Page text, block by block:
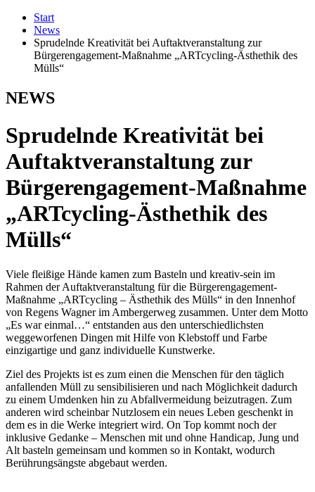
Start
News
Sprudelnde Kreativität bei Auftaktveranstaltung zur
Bürgerengagement-Maßnahme „ARTcycling-Ästhethik des
Mülls“
NEWS
Sprudelnde Kreativität bei
Auftaktveranstaltung zur
Bürgerengagement-Maßnahme
„ARTcycling-Ästhethik des
Mülls“
Viele fleißige Hände kamen zum Basteln und kreativ-sein im
Rahmen der Auftaktveranstaltung für die Bürgerengagement-
Maßnahme „ARTcycling – Ästhethik des Mülls“ in den Innenhof
von Regens Wagner im Ambergerweg zusammen. Unter dem Motto
„Es war einmal…“ entstanden aus den unterschiedlichsten
weggeworfenen Dingen mit Hilfe von Klebstoff und Farbe
einzigartige und ganz individuelle Kunstwerke.
Ziel des Projekts ist es zum einen die Menschen für den täglich
anfallenden Müll zu sensibilisieren und nach Möglichkeit dadurch
zu einem Umdenken hin zu Abfallvermeidung beizutragen. Zum
anderen wird scheinbar Nutzlosem ein neues Leben geschenkt in
dem es in die Werke integriert wird. On Top kommt noch der
inklusive Gedanke – Menschen mit und ohne Handicap, Jung und
Alt basteln gemeinsam und kommen so in Kontakt, wodurch
Berührungsängste abgebaut werden.